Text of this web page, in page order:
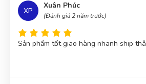
XP
Xuân Phúc
(Đánh giá 2 năm trước)
Sản phẩm tốt giao hàng nhanh ship